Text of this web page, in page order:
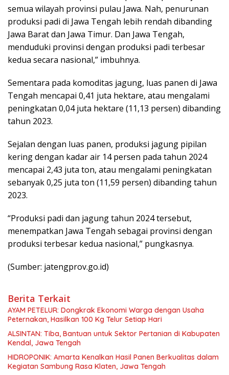
semua wilayah provinsi pulau Jawa. Nah, penurunan
produksi padi di Jawa Tengah lebih rendah dibanding
Jawa Barat dan Jawa Timur. Dan Jawa Tengah,
menduduki provinsi dengan produksi padi terbesar
kedua secara nasional,” imbuhnya.
Sementara pada komoditas jagung, luas panen di Jawa
Tengah mencapai 0,41 juta hektare, atau mengalami
peningkatan 0,04 juta hektare (11,13 persen) dibanding
tahun 2023.
Sejalan dengan luas panen, produksi jagung pipilan
kering dengan kadar air 14 persen pada tahun 2024
mencapai 2,43 juta ton, atau mengalami peningkatan
sebanyak 0,25 juta ton (11,59 persen) dibanding tahun
2023.
“Produksi padi dan jagung tahun 2024 tersebut,
menempatkan Jawa Tengah sebagai provinsi dengan
produksi terbesar kedua nasional,” pungkasnya.
(Sumber: jatengprov.go.id)
Berita Terkait
AYAM PETELUR: Dongkrak Ekonomi Warga dengan Usaha
Peternakan, Hasilkan 100 Kg Telur Setiap Hari
ALSINTAN: Tiba, Bantuan untuk Sektor Pertanian di Kabupaten
Kendal, Jawa Tengah
HIDROPONIK: Amarta Kenalkan Hasil Panen Berkualitas dalam
Kegiatan Sambung Rasa Klaten, Jawa Tengah